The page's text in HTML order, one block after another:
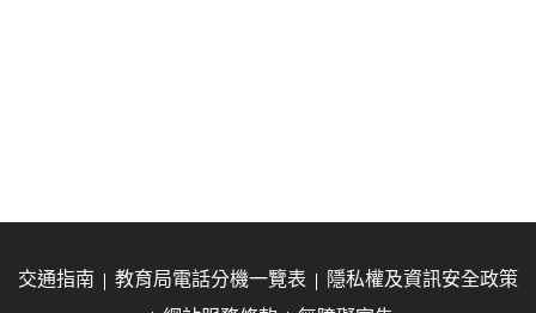
交通指南 教育局電話分機一覽表
隱私權及資訊安全政策